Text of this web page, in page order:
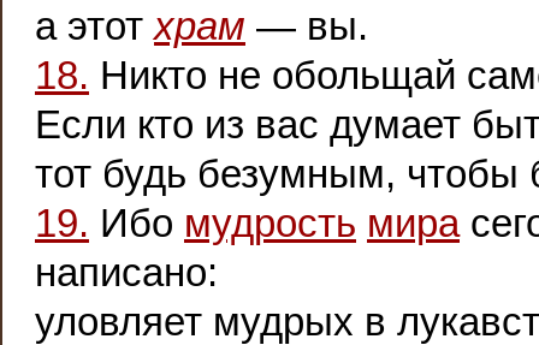
а этотхрам — вы.
18. Никто не обольщай
Если кто из вас думает
тот будь безумным,
19. Ибо мудрость мира
написано:
уловляет мудрых в